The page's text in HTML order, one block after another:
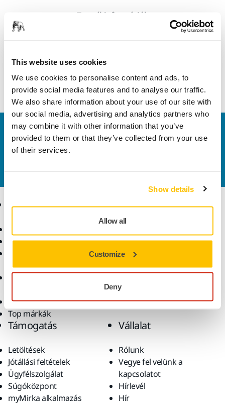
This website uses cookies
We use cookies to personalise content and ads, to
provide social media features and to analyse our traffic.
We also share information about your use of our site with
our social media, advertising and analytics partners who
may combine it with other information that you’ve
provided to them or that they’ve collected from your use
of their services.
Show details
Allow all
Customize
Deny
Termékinformációk
védelemre. 2. osztály.
Vegye fel velünk a kapcsolatot
Szeretne többet tudni? Kérjük, vegye fel velünk a
Termékek
Pormentes csiszolás
polírpaszták
Kiegészítők és
Szuperkoptató anyagok
Top márkák
Tudásbázis
Alkalmazások
Megoldások
Támogatás
Letöltések
Jótállási feltételek
Ügyfélszolgálat
Súgóközpont
myMirka alkalmazás
Vállalat
Rólunk
Vegye fel velünk a
kapcsolatot
Hírlevél
Hír